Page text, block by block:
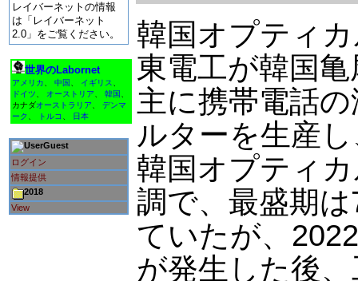
レイバーネットの情報
は「レイバーネット
2.0」をご覧ください。
世界のLabornet
アメリカ 中国 イギリス
ドイツ
オーストリア 韓国
カナダオーストラリア
デンマ
ーク
トルコ 日本
Guest
ログイン
情報提供
2018
View
韓国オプティ
東電工が韓国
主に携帯電話
ルターを生産
韓国オプティ
調で、最盛期
ていたが、
が発生した後